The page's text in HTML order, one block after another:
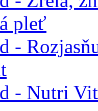
pleť
-
- Nutri